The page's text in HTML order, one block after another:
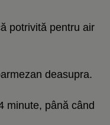
potrivită pentru air
deasupra.
minute, până când